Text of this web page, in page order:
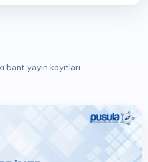
Nefroloji
Çocuk Yenidoğan
bant yayın kayıtları